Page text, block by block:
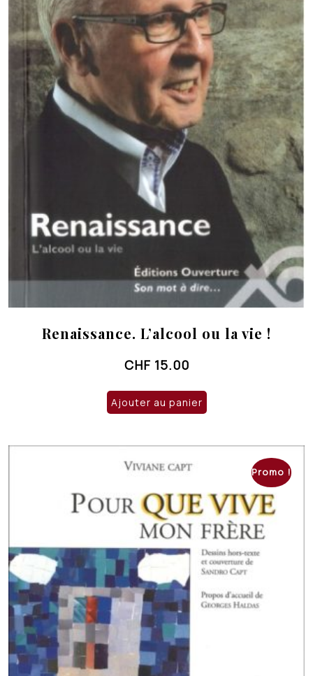
Renaissance. L’alcool ou la vie !
CHF 15.00
Ajouter au panier
Promo !